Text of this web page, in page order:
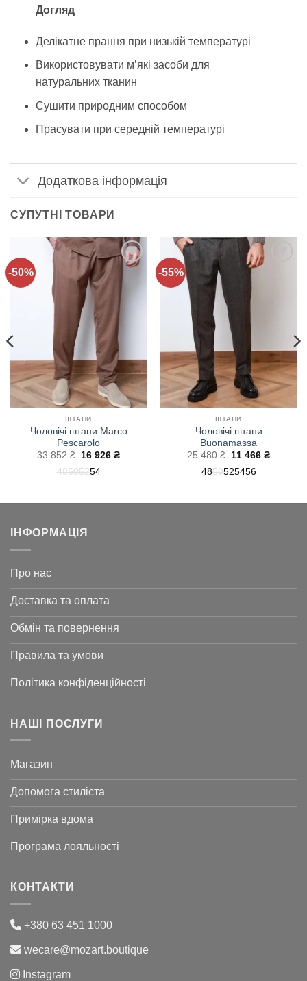
Догляд
Делікатне прання при низькій температурі
Використовувати м’які засоби для
натуральних тканин
Сушити природним способом
Прасувати при середній температурі
Додаткова інформація
СУПУТНІ ТОВАРИ
-50%
Додати
списку
бажань!
ШТАНИ
Чоловічі штани Marco
Pescarolo
33 852₴
Оригінальна
33
16 926₴Поточна
48505254
-55%
ШТАНИ
Чоловічі штани
Buonamassa
25 480₴
Оригінальна
25
11 466₴Поточна
4850525456
ІНФОРМАЦІЯ
Про нас
Доставка та оплата
Обмін та повернення
Правила та умови
Політика конфіденційності
НАШІ ПОСЛУГИ
Магазин
Допомога стиліста
Примірка вдома
Програма лояльності
КОНТАКТИ
+380 63 451 1000
wecare@mozart.boutique
Instagram